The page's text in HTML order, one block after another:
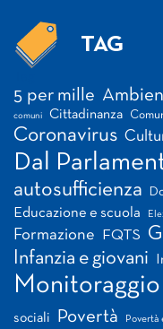
TAG
5 per mille
comuni Cittadinanza
Coronavirus
Dal
autosufficienza
Educazione e scuola
Formazione FQTS
Infanzia e giovani
sociali Povertà Povertà